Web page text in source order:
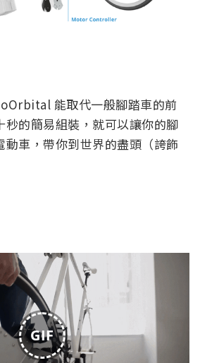
能取代一般腳踏車的前
秒的簡易組裝，就可以讓你的腳
動車，帶你到世界的盡頭（誇飾
GIF